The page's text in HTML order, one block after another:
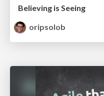
Believing is Seeing
oripsolob